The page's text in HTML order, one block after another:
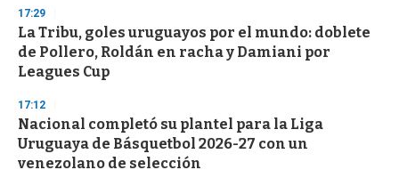
d
s
o
f
3
s
e
c
o
n
17:29
La Tribu, goles uruguayos por el mundo: doblete
de Pollero, Roldán en racha y Damiani por
Leagues Cup
17:12
Nacional completó su plantel para la Liga
Uruguaya de Básquetbol 2026-27 con un
venezolano de selección